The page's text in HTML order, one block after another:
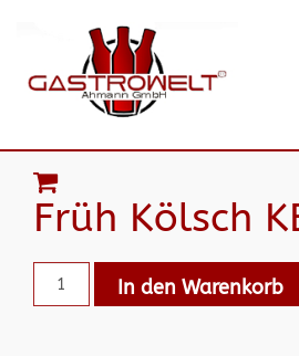
Früh Kölsch
In den Warenkorb